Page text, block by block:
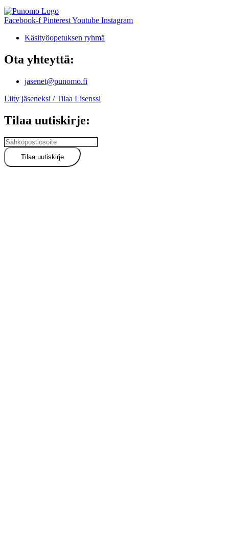
Facebook-f PinterestYoutube Instagram
Käsityöopetuksen ryhmä
Ota yhteyttä:
jasenet@punomo.fi
Liity jäseneksi / Tilaa Lisenssi
Tilaa uutiskirje: